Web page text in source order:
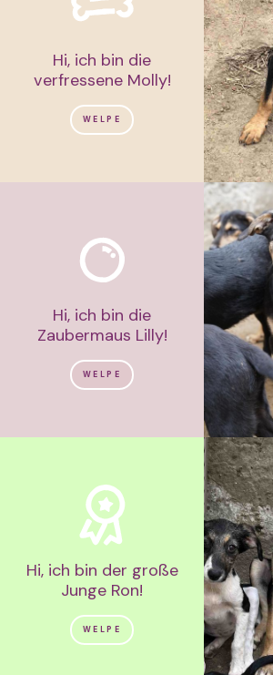
Hi, ich bin die
verfressene Molly!
WELPE
Hi, ich bin die
Zaubermaus Lilly!
WELPE
Hi, ich bin der große
Junge Ron!
WELPE